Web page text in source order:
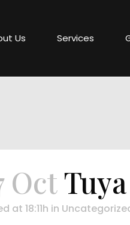
Us Services
OctTuya
at 18:11h in